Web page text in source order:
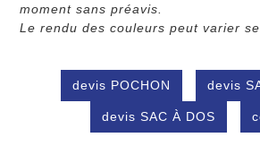
moment sans préavis.
Le rendu des couleurs peut varier
devis POCHON devis
devis SAC À DOS